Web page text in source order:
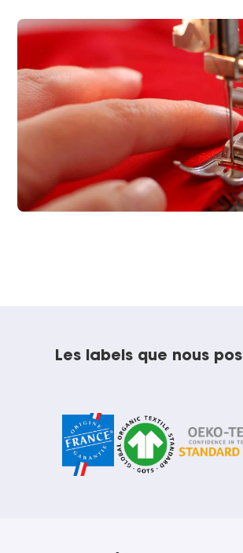
Les labels que nous